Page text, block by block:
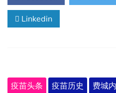
童、
天
花
方
邦
Linkedin
疫苗头条 疫苗历史 费城